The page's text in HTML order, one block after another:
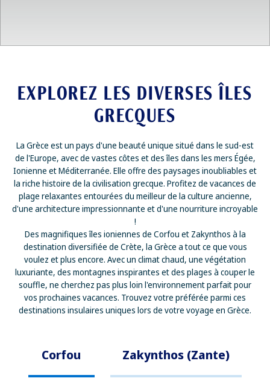
EXPLOREZ LES DIVERSES ÎLES
GRECQUES
La Grèce est un pays d'une beauté unique situé dans le sud-est
de l'Europe, avec de vastes côtes et des îles dans les mers Égée,
Ionienne et Méditerranée. Elle offre des paysages inoubliables et
la riche histoire de la civilisation grecque. Profitez de vacances de
plage relaxantes entourées du meilleur de la culture ancienne,
d'une architecture impressionnante et d'une nourriture incroyable
!
Des magnifiques îles ioniennes de Corfou et Zakynthos à la
destination diversifiée de Crète, la Grèce a tout ce que vous
voulez et plus encore. Avec un climat chaud, une végétation
luxuriante, des montagnes inspirantes et des plages à couper le
souffle, ne cherchez pas plus loin l'environnement parfait pour
vos prochaines vacances. Trouvez votre préférée parmi ces
destinations insulaires uniques lors de votre voyage en Grèce.
Corfou Zakynthos (Zante)